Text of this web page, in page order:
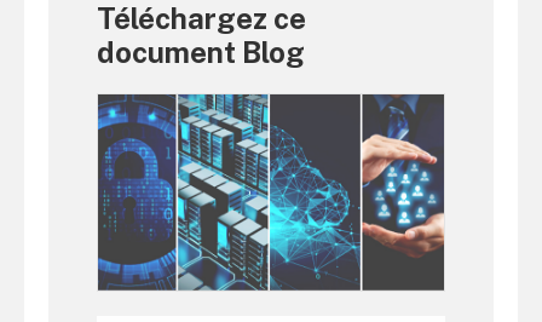
Téléchargez ce
document Blog